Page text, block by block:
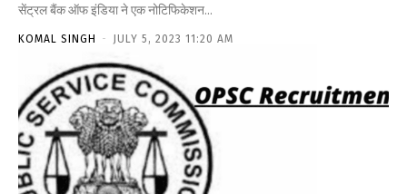
सेंट्रल बैंक ऑफ इंडिया ने एक नोटिफिकेशन...
KOMAL SINGH - JULY 5, 2023 11:20 AM